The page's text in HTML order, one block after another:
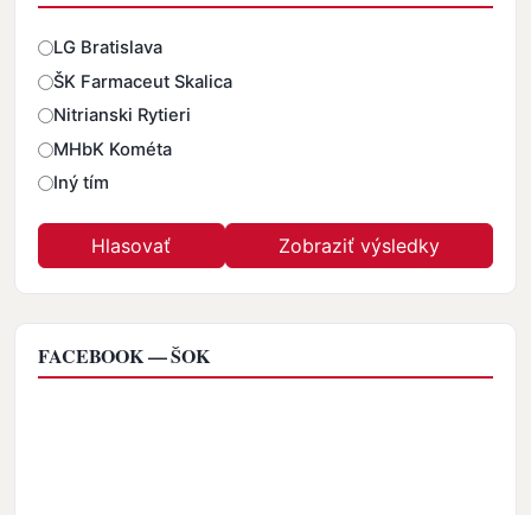
Odpovede
LG Bratislava
ŠK Farmaceut Skalica
Nitrianski Rytieri
MHbK Kométa
Iný tím
FACEBOOK — ŠOK